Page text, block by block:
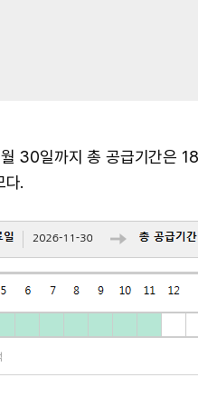
30일까지 총 공급기간은
다.